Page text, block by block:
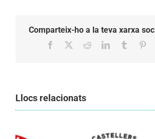
Comparteix-ho a la teva xarxa
Facebook RedditLinkedInTumblr
Llocs relacionats